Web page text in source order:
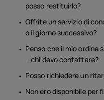
posso restituirlo?
Offrite un servizio di
o il giorno successivo?
Penso che il mio ordine
– chi devo contattare?
Posso richiedere un
Non ero disponibile per